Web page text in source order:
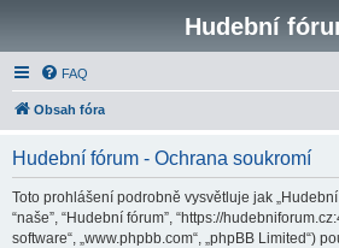
Hudební
FAQ
Obsah fóra
Hudební fórum - Ochrana soukromí
Toto prohlášení podrobně vysvětluje jak „Hudební
“naše”, “Hudební fórum”, “https://
software“, „www.phpbb.com“, „phpBB Limited“)